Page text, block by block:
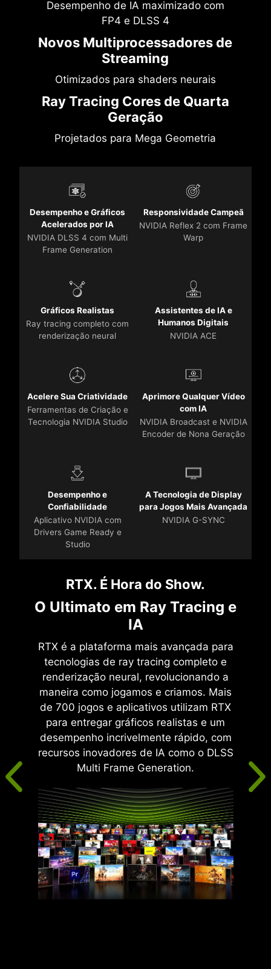
Desempenho de IA maximizado com
FP4 e DLSS 4
Novos Multiprocessadores de
Streaming
Otimizados para shaders neurais
Ray Tracing Cores de Quarta
Geração
Projetados para Mega Geometria
Desempenho e Gráficos
Acelerados por IA
NVIDIA DLSS 4 com Multi
Frame Generation
Responsividade Campeã
NVIDIA Reflex 2 com Frame
Warp
Gráficos Realistas
Ray tracing completo com
renderização neural
Assistentes de IA e
Humanos Digitais
NVIDIA ACE
Acelere Sua Criatividade
Ferramentas de Criação e
Tecnologia NVIDIA Studio
Aprimore Qualquer Vídeo
com IA
NVIDIA Broadcast e NVIDIA
Encoder de Nona Geração
Desempenho e
Confiabilidade
Aplicativo NVIDIA com
Drivers Game Ready e
Studio
A Tecnologia de Display
para Jogos Mais Avançada
NVIDIA G-SYNC
RTX. É Hora do Show.
O Ultimato em Ray Tracing e
IA
RTX é a plataforma mais avançada para
tecnologias de ray tracing completo e
renderização neural, revolucionando a
maneira como jogamos e criamos. Mais
de 700 jogos e aplicativos utilizam RTX
para entregar gráficos realistas e um
desempenho incrivelmente rápido, com
recursos inovadores de IA como o DLSS
Multi Frame Generation.